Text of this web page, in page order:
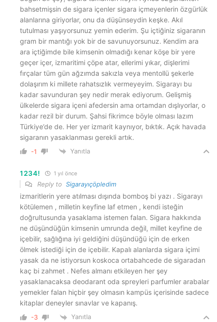
bahsetmişsin de sigara içenler sigara içmeyenlerin özgürlük
alanlarına giriyorlar, onu da düşünseydin keşke. Akıl
tutulması yaşıyorsunuz yemin ederim. Şu içtiğiniz sigaranın
gram bir mantığı yok bir de savunuyorsunuz. Kendim ara
ara içtiğimde bile kimsenin olmadığı kenar köşe bir yere
geçer içer, izmaritimi çöpe atar, ellerimi yıkar, dişlerimi
fırçalar tüm gün ağzımda sakızla veya mentollü şekerle
dolaşırım ki millete rahatsızlık vermeyeyim. Sigarayı bu
kadar savunduran şey nedir merak ediyorum. Gelişmiş
ülkelerde sigara içeni afedersin ama ortamdan dışlıyorlar, o
kadar rezil bir durum. Şahsi fikrimce böyle olması lazım
Türkiye’de de. Her yer izmarit kaynıyor, bıktık. Açık havada
sigaranın yasaklanması gerekli artık.
-1 Yanıtla
1234! 1 yıl önce
Reply to Sigarayıçöpledim
izmaritlerin yere atılması dışında bomboş bi yazı . Sigarayı
kötülemen , milletin keyfine laf etmen , kendi isteğin
doğrultusunda yasaklama istemen falan. Sigara hakkında
ne düşündüğün kimsenin umrunda değil, millet keyfine de
içebilir, sağlığına iyi geldiğini düşündüğü için de erken
ölmek istediği için de içebilir. Kapalı alanlarda sigara içimi
yasak da ne istiyorsun koskoca ortabahcede de sigaradan
kaç bi zahmet . Nefes almanı etkileyen her şey
yasaklanacaksa deodarant oda spreyleri parfumler arabalar
yemekler falan hiçbir şey olmasın kampüs içerisinde sadece
kitaplar deneyler sınavlar ve kapanış.
-3 Yanıtla